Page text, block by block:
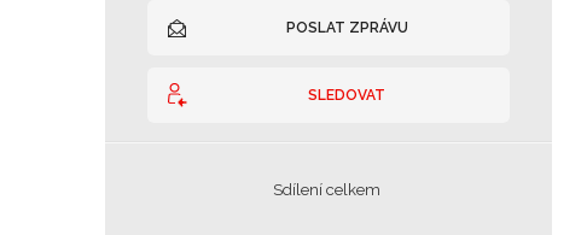
POSLAT ZPRÁVU
SLEDOVAT
Sdílení celkem